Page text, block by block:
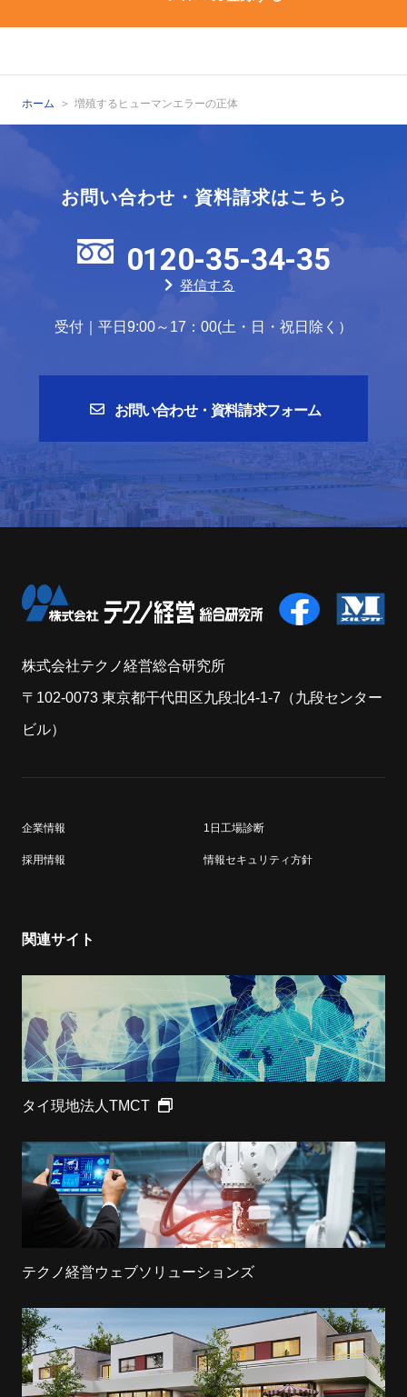
ホーム 増殖するヒューマンエラーの正体
お問い合わせ・資料請求はこちら
0120-35-34-35
発信する
受付｜平日9:00～17：00(土・日・祝日除く）
お問い合わせ・資料請求フォーム
株式会社テクノ経営総合研究所
〒102-0073 東京都干代田区九段北4-1-7（九段センター
ビル）
企業情報 1日工場診断
採用情報 情報セキュリティ方針
関連サイト
タイ現地法人TMCT
テクノ経営ウェブソリューションズ